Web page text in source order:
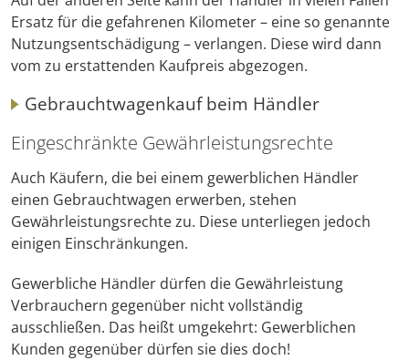
Ersatz für die gefahrenen Kilometer – eine so genannte
Nutzungsentschädigung – verlangen. Diese wird dann
vom zu erstattenden Kaufpreis abgezogen.
Gebrauchtwagenkauf beim Händler
Eingeschränkte Gewährleistungsrechte
Auch Käufern, die bei einem gewerblichen Händler
einen Gebrauchtwagen erwerben, stehen
Gewährleistungsrechte zu. Diese unterliegen jedoch
einigen Einschränkungen.
Gewerbliche Händler dürfen die Gewährleistung
Verbrauchern gegenüber nicht vollständig
ausschließen. Das heißt umgekehrt: Gewerblichen
Kunden gegenüber dürfen sie dies doch!